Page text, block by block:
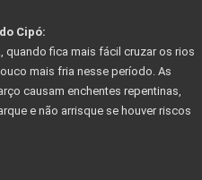
DAS CONFEDERAÇÕES
serra do cipó
Cipó:
quando fica mais fácil cruzar os rios
mais fria nesse período. As
causam enchentes repentinas,
e não arrisque se houver riscos